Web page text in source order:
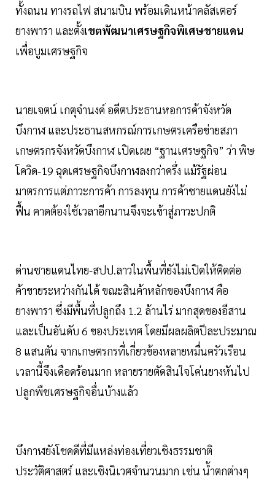
ทั้งถนน ทางรถไฟ สนามบิน พร้อมเดินหน้าคลัสเตอร์
ยางพารา และตั้งเขตพัฒนาเศรษฐกิจพิเศษชายแดน
เพื่อบูมเศรษฐกิจ
นายเจตน์ เกตุจำนงค์ อดีตประธานหอการค้าจังหวัด
บึงกาฬ และประธานสหกรณ์การเกษตรเครือข่ายสภา
เกษตรกรจังหวัดบึงกาฬ เปิดเผย “ฐานเศรษฐกิจ” ว่า พิษ
โควิด-19 ฉุดเศรษฐกิจบึงกาฬลงกว่าครึ่ง แม้รัฐผ่อน
มาตรการแต่ภาวะการค้า การลงทุน การค้าชายแดนยังไม่
ฟื้น คาดต้องใช้เวลาอีกนานจึงจะเข้าสู่ภาวะปกติ
ด่านชายแดนไทย-สปป.ลาวในพื้นที่ยังไม่เปิดให้ติดต่อ
ค้าขายระหว่างกันได้ ขณะสินค้าหลักของบึงกาฬ คือ
ยางพารา ซึ่งมีพื้นที่ปลูกถึง 1.2 ล้านไร่ มากสุดของอีสาน
และเป็นอันดับ 6 ของประเทศ โดยมีผลผลิตปีละประมาณ
8 แสนตัน จากเกษตรกรที่เกี่ยวข้องหลายหมื่นครัวเรือน
เวลานี้จึงเดือดร้อนมาก หลายรายตัดสินใจโค่นยางหันไป
ปลูกพืชเศรษฐกิจอื่นบ้างแล้ว
บึงกาฬยังโชคดีที่มีแหล่งท่องเที่ยวเชิงธรรมชาติ
ประวัติศาสตร์ และเชิงนิเวศจำนวนมาก เช่น น้ำตกต่างๆ